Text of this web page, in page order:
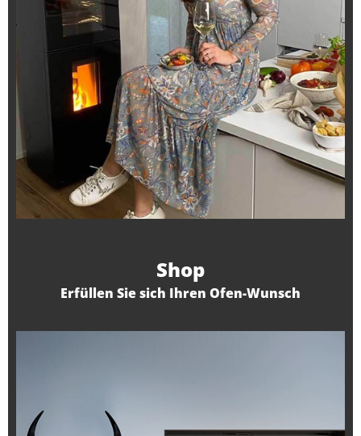
Shop
Erfüllen Sie sich Ihren Ofen-Wunsch